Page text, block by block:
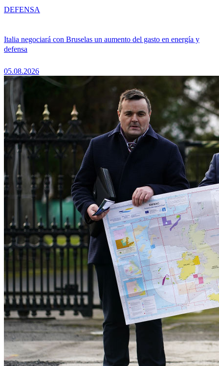
Italia negociará con Bruselas un aumento del gasto en energía y
defensa
05.08.2026
DEFENSA